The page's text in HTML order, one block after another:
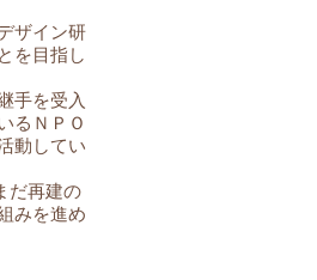
ザイン研
を目指し
手を受入
るＮＰＯ
動してい
だ再建の
みを進め